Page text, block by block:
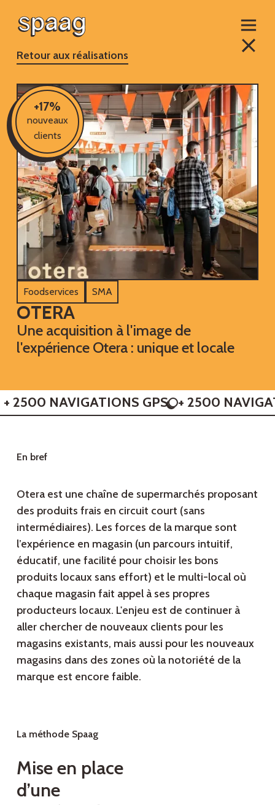
Retour aux réalisations
Foodservices SMA
OTERA
Une acquisition à l'image de
l'expérience Otera : unique et locale
+17%
nouveaux
clients
+ 2500 NAVIGATIONS GPS + 2500
En bref
Otera est une chaîne de supermarchés proposant
des produits frais en circuit court (sans
intermédiaires). Les forces de la marque sont
l’expérience en magasin (un parcours intuitif,
éducatif, une facilité pour choisir les bons
produits locaux sans effort) et le multi-local où
chaque magasin fait appel à ses propres
producteurs locaux. L'enjeu est de continuer à
aller chercher de nouveaux clients pour les
magasins existants, mais aussi pour les nouveaux
magasins dans des zones où la notoriété de la
marque est encore faible.
La méthode Spaag
Mise en place
d’une